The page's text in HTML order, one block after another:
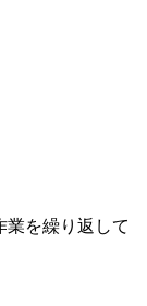
業を繰り返して